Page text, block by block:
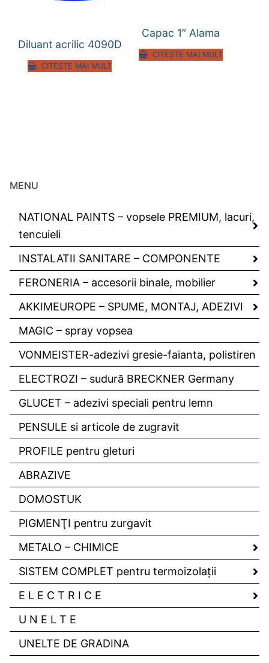
Diluant acrilic 4090D
CITEȘTE MAI MULT
Capac 1″ Alama
CITEȘTE MAI MULT
MENU
NATIONAL PAINTS – vopsele PREMIUM, lacuri,
tencuieli
INSTALATII SANITARE – COMPONENTE
FERONERIA – accesorii binale, mobilier
AKKIMEUROPE – SPUME, MONTAJ, ADEZIVI
MAGIC – spray vopsea
VONMEISTER-adezivi gresie-faianta, polistiren
ELECTROZI – sudură BRECKNER Germany
GLUCET – adezivi speciali pentru lemn
PENSULE si articole de zugravit
PROFILE pentru gleturi
ABRAZIVE
DOMOSTUK
PIGMENŢI pentru zurgavit
METALO – CHIMICE
SISTEM COMPLET pentru termoizolaţii
E L E C T R I C E
U N E L T E
UNELTE DE GRADINA